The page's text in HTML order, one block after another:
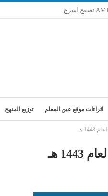
اثراءات موقع عين المعلم توزيع المنهج